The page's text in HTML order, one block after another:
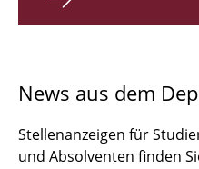
Qualifikationsprofil
Institute
News aus dem
Stellenanzeigen für
und Absolventen finden